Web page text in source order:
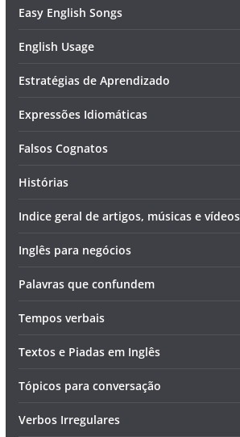
Easy English Songs
English Usage
Estratégias de Aprendizado
Expressões Idiomáticas
Falsos Cognatos
Histórias
Indice geral de artigos, músicas e vídeos
Inglês para negócios
Palavras que confundem
Tempos verbais
Textos e Piadas em Inglês
Tópicos para conversação
Verbos Irregulares